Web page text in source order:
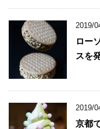
2019/
ロー
スを
2019/
京都